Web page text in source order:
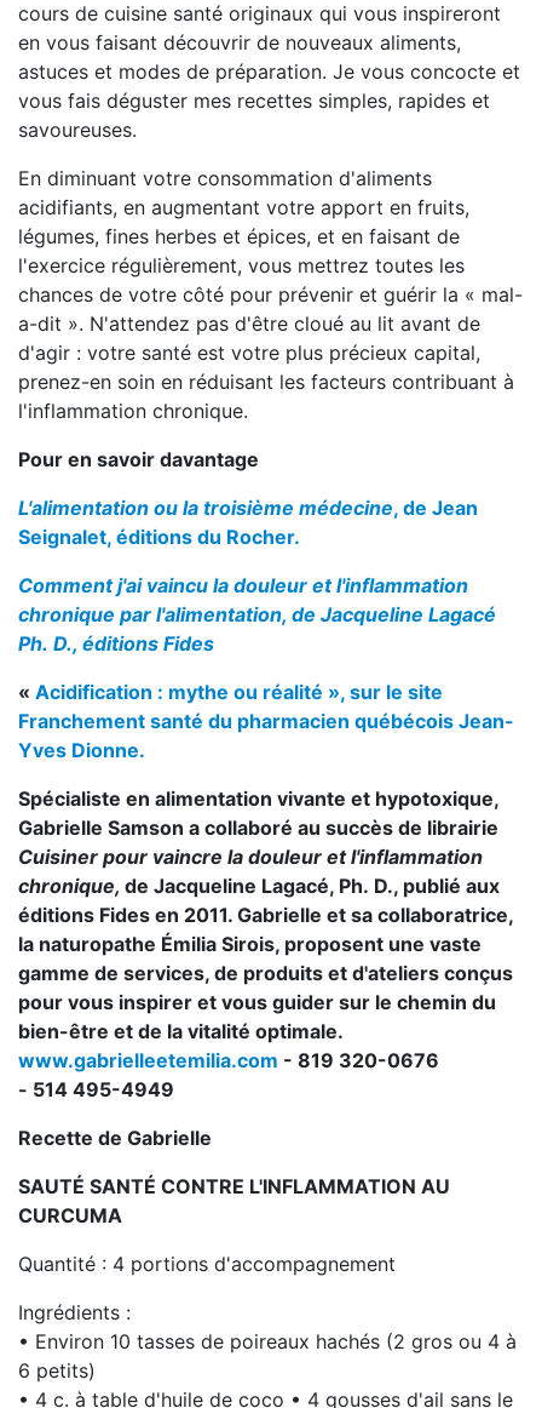
cours de cuisine santé originaux qui vous inspireront
en vous faisant découvrir de nouveaux aliments,
astuces et modes de préparation. Je vous concocte et
vous fais déguster mes recettes simples, rapides et
savoureuses.
En diminuant votre consommation d'aliments
acidifiants, en augmentant votre apport en fruits,
légumes, fines herbes et épices, et en faisant de
l'exercice régulièrement, vous mettrez toutes les
chances de votre côté pour prévenir et guérir la « mal-
a-dit ». N'attendez pas d'être cloué au lit avant de
d'agir : votre santé est votre plus précieux capital,
prenez-en soin en réduisant les facteurs contribuant à
l'inflammation chronique.
Pour en savoir davantage
L'alimentation ou la troisième médecine, de Jean
Seignalet, éditions du Rocher.
Comment j'ai vaincu la douleur et l'inflammation
chronique par l'alimentation, de Jacqueline Lagacé
Ph. D., éditions Fides
« Acidification : mythe ou réalité », sur le site
Franchement santé du pharmacien québécois Jean-
Yves Dionne.
Spécialiste en alimentation vivante et hypotoxique,
Gabrielle Samson a collaboré au succès de librairie
Cuisiner pour vaincre la douleur et l'inflammation
chronique, de Jacqueline Lagacé, Ph. D., publié aux
éditions Fides en 2011. Gabrielle et sa collaboratrice,
la naturopathe Émilia Sirois, proposent une vaste
gamme de services, de produits et d'ateliers conçus
pour vous inspirer et vous guider sur le chemin du
bien-être et de la vitalité optimale.
www.gabrielleetemilia.com - 819 320-0676
- 514 495-4949
Recette de Gabrielle
SAUTÉ SANTÉ CONTRE L'INFLAMMATION AU
CURCUMA
Quantité : 4 portions d'accompagnement
Ingrédients :
• Environ 10 tasses de poireaux hachés (2 gros ou 4 à
6 petits)
• 4 c. à table d'huile de coco • 4 gousses d'ail sans le